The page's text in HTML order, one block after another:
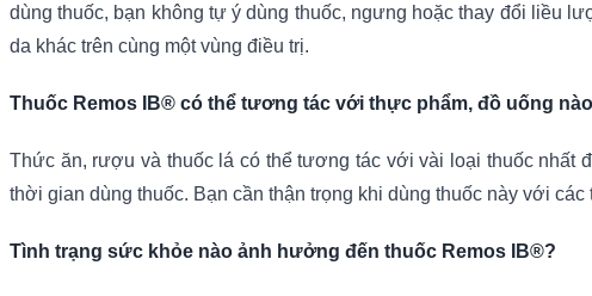
dùng thuốc, bạn không tự ý dùng thuốc, ngưng hoặc thay đổi liều
da khác trên cùng một vùng điều trị.
Thuốc Remos IB® có thể tương tác với thực phẩm, đồ uống
Thức ăn, rượu và thuốc lá có thể tương tác với vài loại thuốc nhất
thời gian dùng thuốc. Bạn cần thận trọng khi dùng thuốc này với các
Tình trạng sức khỏe nào ảnh hưởng đến thuốc Remos IB®?